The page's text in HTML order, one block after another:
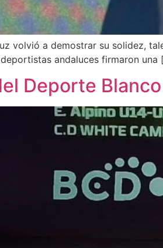
volvió a demostrar su solidez,
andaluces firmaron una
Deporte